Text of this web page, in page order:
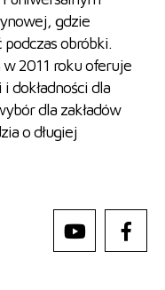
gdzie
obróbki.
2011 roku oferuje
dokładności dla
dla zakładów
o długiej